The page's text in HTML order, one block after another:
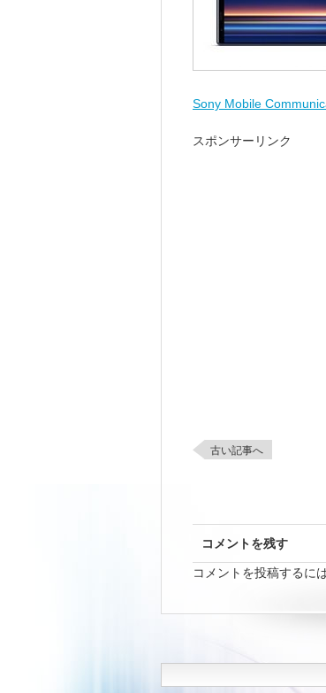
Sony Mobile
スポンサーリンク
古い記事へ
コメントを残す
コメントを投稿するに